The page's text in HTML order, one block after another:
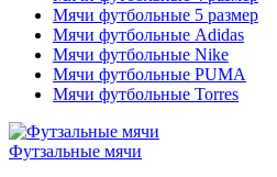
Мячи футбольные 5 размер
Мячи футбольные Adidas
Мячи футбольные Nike
Мячи футбольные PUMA
Мячи футбольные Torres
Футзальные мячи